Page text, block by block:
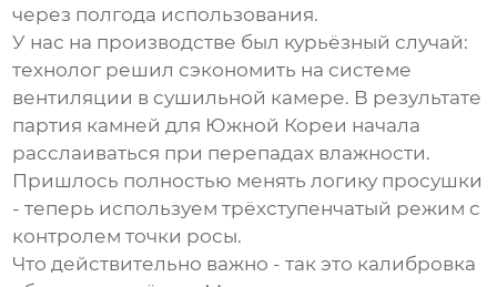
через полгода использования.
У нас на производстве был курьёзный случай:
технолог решил сэкономить на системе
вентиляции в сушильной камере. В результате
партия камней для Южной Кореи начала
расслаиваться при перепадах влажности.
Пришлось полностью менять логику просушки
- теперь используем трёхступенчатый режим с
контролем точки росы.
Что действительно важно - так это калибровка